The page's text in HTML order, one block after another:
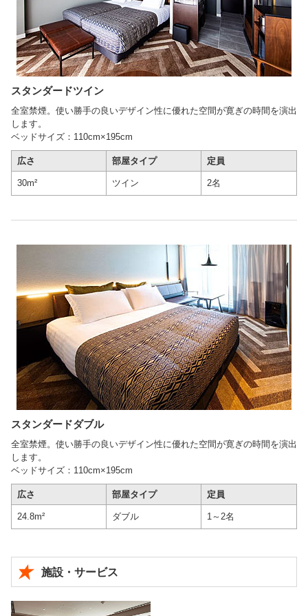
スタンダードツイン
全室禁煙。使い勝手の良いデザイン性に優れた空間が寛ぎの時間を演出
します。
ベッドサイズ：110cm×195cm
広さ 部屋タイプ 定員
30m² ツイン 2名
スタンダードダブル
全室禁煙。使い勝手の良いデザイン性に優れた空間が寛ぎの時間を演出
します。
ベッドサイズ：110cm×195cm
広さ 部屋タイプ 定員
24.8m² ダブル 1～2名
施設・サービス